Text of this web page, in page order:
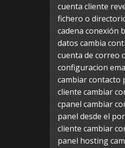
cuenta cliente
fichero o
cadena conexión
datos cambia
cuenta de correo
configuracion
cambiar contacto
cliente cambiar
cpanel cambiar
panel desde el
cliente cambiar
panel hosting